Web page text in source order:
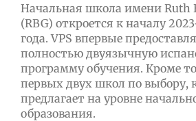
Начальная школа имени Ruth
(RBG) откроется к началу
года. VPS впервые
полностью двуязычную
программу обучения. Кроме
первых двух школ по выбору,
предлагает на уровне
образования.